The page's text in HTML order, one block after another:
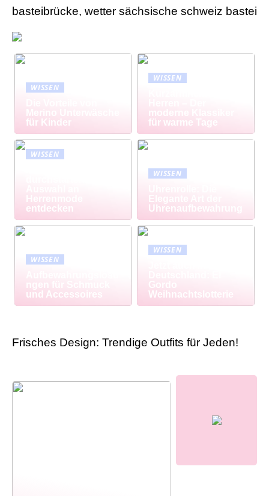
basteibrücke, wetter sächsische schweiz bastei
WISSEN
Merino Unterwäsche
für Kinder
WISSEN
moderne Klassiker
für warme Tage
WISSEN
Herrenmode
entdecken
WISSEN
Elegante Art der
Uhrenaufbewahrung
WISSEN
ngen für Schmuck
und Accessoires
WISSEN
Gordo
Weihnachtslotterie
Frisches Design: Trendige Outfits für Jeden!